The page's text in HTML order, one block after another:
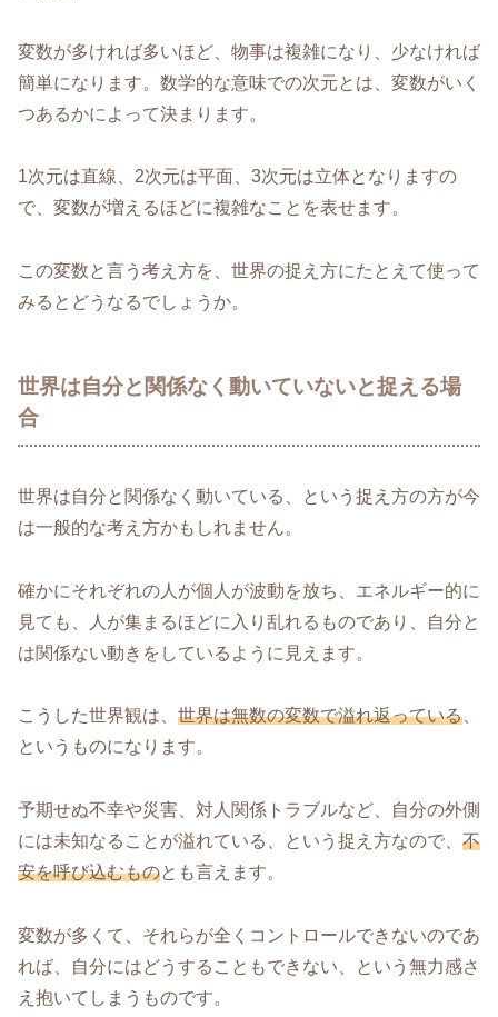
変数が多ければ多いほど、物事は複雑になり、少なければ
簡単になります。数学的な意味での次元とは、変数がいく
つあるかによって決まります。
1次元は直線、2次元は平面、3次元は立体となりますの
で、変数が増えるほどに複雑なことを表せます。
この変数と言う考え方を、世界の捉え方にたとえて使って
みるとどうなるでしょうか。
世界は自分と関係なく動いていないと捉える場
合
世界は自分と関係なく動いている、という捉え方の方が今
は一般的な考え方かもしれません。
確かにそれぞれの人が個人が波動を放ち、エネルギー的に
見ても、人が集まるほどに入り乱れるものであり、自分と
は関係ない動きをしているように見えます。
こうした世界観は、 世界は無数の変数で溢れ返っている、
というものになります。
予期せぬ不幸や災害、対人関係トラブルなど、自分の外側
には未知なることが溢れている、という捉え方なので、 不
安を呼び込むものとも言えます。
変数が多くて、それらが全くコントロールできないのであ
れば、自分にはどうすることもできない、という無力感さ
え抱いてしまうものです。